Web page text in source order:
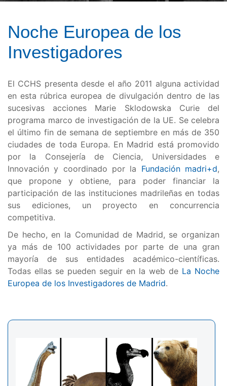
Noche Europea de los
Investigadores
El CCHS presenta desde el año 2011 alguna actividad
en esta rúbrica europea de divulgación dentro de las
sucesivas acciones Marie Sklodowska Curie del
programa marco de investigación de la UE. Se celebra
el último fin de semana de septiembre en más de 350
ciudades de toda Europa. En Madrid está promovido
por la Consejería de Ciencia, Universidades e
Innovación y coordinado por la Fundación madri+d,
que propone y obtiene, para poder financiar la
participación de las instituciones madrileñas en todas
sus ediciones, un proyecto en concurrencia
competitiva.
De hecho, en la Comunidad de Madrid, se organizan
ya más de 100 actividades por parte de una gran
mayoría de sus entidades académico-científicas.
Todas ellas se pueden seguir en la web de La Noche
Europea de los Investigadores de Madrid.